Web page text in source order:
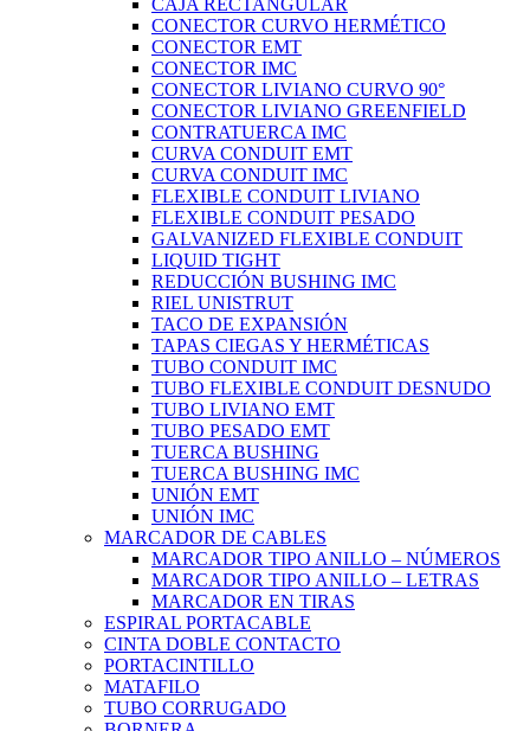
CAJA RECTANGULAR
CONECTOR CURVO HERMÉTICO
CONECTOR EMT
CONECTOR IMC
CONECTOR LIVIANO CURVO 90°
CONECTOR LIVIANO GREENFIELD
CONTRATUERCA IMC
CURVA CONDUIT EMT
CURVA CONDUIT IMC
FLEXIBLE CONDUIT LIVIANO
FLEXIBLE CONDUIT PESADO
GALVANIZED FLEXIBLE CONDUIT
LIQUID TIGHT
REDUCCIÓN BUSHING IMC
RIEL UNISTRUT
TACO DE EXPANSIÓN
TAPAS CIEGAS Y HERMÉTICAS
TUBO CONDUIT IMC
TUBO FLEXIBLE CONDUIT DESNUDO
TUBO LIVIANO EMT
TUBO PESADO EMT
TUERCA BUSHING
TUERCA BUSHING IMC
UNIÓN EMT
UNIÓN IMC
MARCADOR DE CABLES
MARCADOR TIPO ANILLO – NÚMEROS
MARCADOR TIPO ANILLO – LETRAS
MARCADOR EN TIRAS
ESPIRAL PORTACABLE
CINTA DOBLE CONTACTO
PORTACINTILLO
MATAFILO
TUBO CORRUGADO